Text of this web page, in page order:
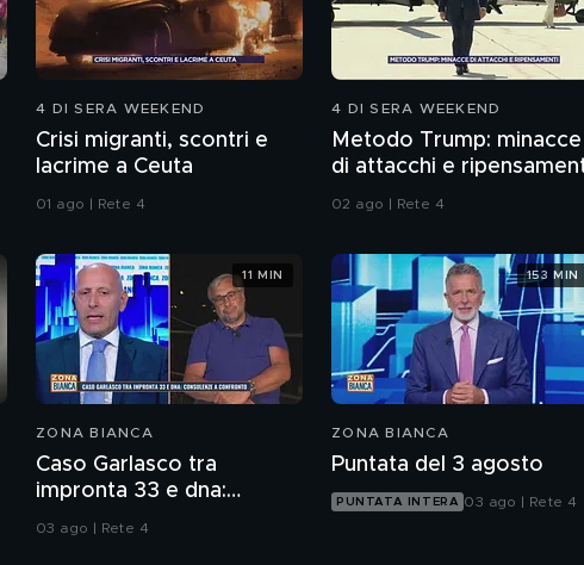
4 DI SERA WEEKEND
Crisi migranti, scontri e
lacrime a Ceuta
01 ago | Rete 4
4 DI SERA WEEKEND
Metodo Trump: minacce
di attacchi e
02 ago | Rete 4
ZONA BIANCA
Caso Garlasco tra
impronta 33 e dna:
consulenze a confronto
03 ago | Rete 4
11 MIN
ZONA BIANCA
Puntata del 3 agosto
PUNTATA INTERA 03 ago | Rete 4
153 MIN